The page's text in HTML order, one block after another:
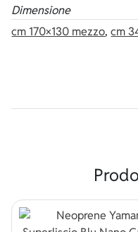
Dimensione
cm 170×130 mezzo,cm